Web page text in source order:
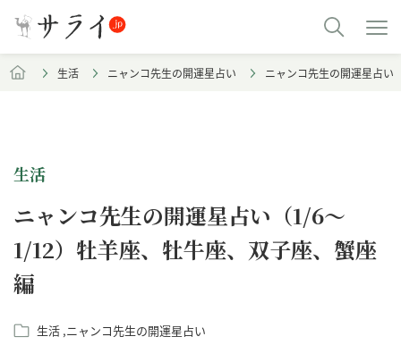
生活 ニャンコ先生の開運星占い ニャンコ先生の開運星占
生活
ニャンコ先生の開運星占い（1/6～
1/12）牡羊座、牡牛座、双子座、蟹座
編
生活 ニャンコ先生の開運星占い